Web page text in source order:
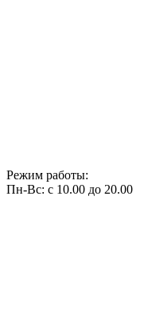
Режим работы:
Пн-Вс: с 10.00 до 20.00